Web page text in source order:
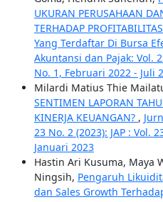
UKURAN PERUSAHAAN
TERHADAP
Yang Terdaftar Di Bursa
Akuntansi dan Pajak: Vol.
No. 1, Februari 2022 - Juli
Milardi Matius Thie
SENTIMEN LAPORAN
KINERJA KEUANGAN? ,
23 No. 2 (2023): JAP : Vol.
Januari 2023
Hastin Ari Kusuma, Maya
Ningsih, Pengaruh
dan Sales Growth